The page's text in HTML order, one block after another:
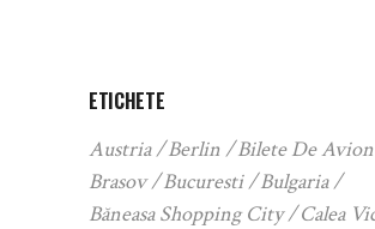
ETICHETE
Austria Berlin
Bilete De Avion
Brasov
Bucuresti
Bulgaria
Băneasa Shopping City
Calea